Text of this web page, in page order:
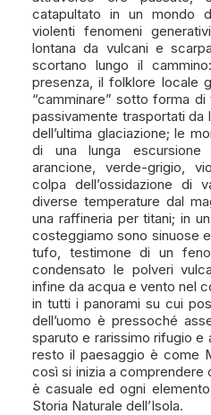
catapultato in un mondo
violenti fenomeni
lontana da vulcani e
scortano lungo il
presenza, il folklore locale
“camminare” sotto forma
passivamente trasportati da
dell’ultima glaciazione; le
di una lunga
arancione, verde-grigio,
colpa dell’ossidazione di
diverse temperature dal
una raffineria per titani; in
costeggiamo sono sinuose
tufo, testimone di un
condensato le polveri
infine da acqua e vento nel
in tutti i panorami su cui
dell’uomo è pressoché
sparuto e rarissimo rifugio e
resto il paesaggio è come
così si inizia a comprendere
è casuale ed ogni
Storia Naturale dell’Isola.